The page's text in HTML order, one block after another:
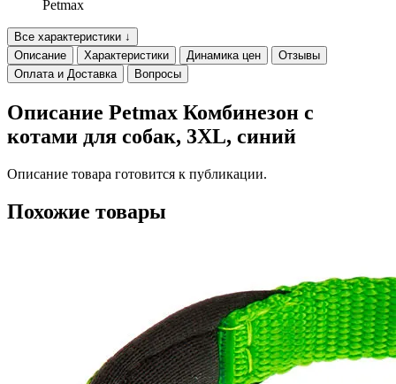
Petmax
Все характеристики ↓
Описание
Характеристики Динамика цен
Отзывы
Оплата и Доставка
Вопросы
Описание Petmax Комбинезон с
котами для собак, 3XL, синий
Описание товара готовится к публикации.
Похожие товары